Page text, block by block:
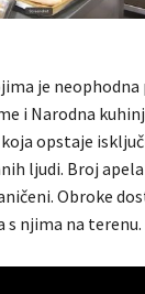
je
i Narodna
opstaje
ljudi. Broj
Obroke
s njima na terenu.